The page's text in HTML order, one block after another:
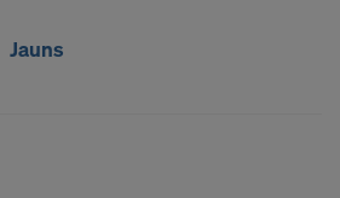
Jauns